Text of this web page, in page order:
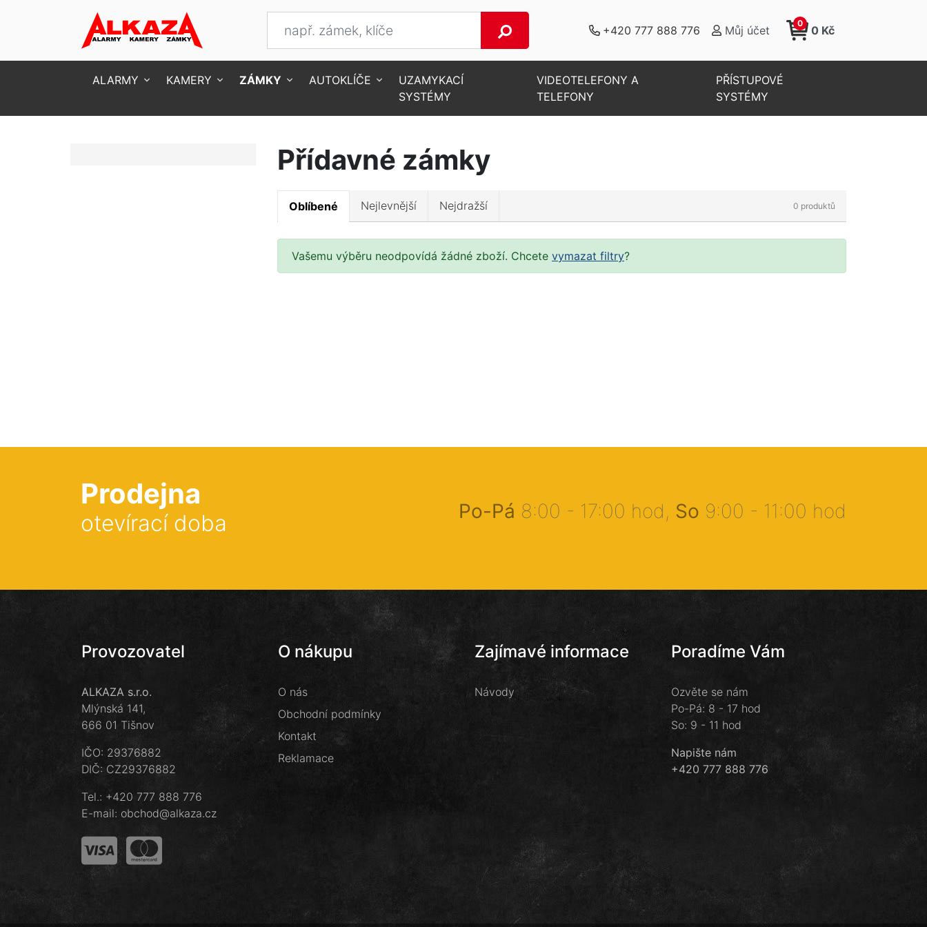
+420 777 888 776 Můj účet 0 Kč
0
Přídavné zámky
Oblíbené Nejlevnější Nejdražší
Vašemu výběru neodpovídá žádné zboží. Chcete vymazat filtry?
Prodejna
otevírací doba Po-Pá 8:00 - 17:00 hod, So 9:00 - 11:00 hod
Provozovatel
ALKAZA s.r.o.
Mlýnská 141,
666 01 Tišnov
IČO: 29376882
DIČ: CZ29376882
Tel.: +420 777 888 776
E-mail: obchod@alkaza.cz
O nákupu
O nás
Obchodní podmínky
Kontakt
Reklamace
Zajímavé informace
Návody
Poradíme Vám
Ozvěte se nám
Po-Pá: 8 - 17 hod
So: 9 - 11 hod
Napište nám
+420 777 888 776
ALARMY KAMERY ZÁMKY AUTOKLÍČE
UZAMYKACÍ
SYSTÉMY
VIDEOTELEFONY A
TELEFONY
PŘÍSTUPOVÉ
SYSTÉMY